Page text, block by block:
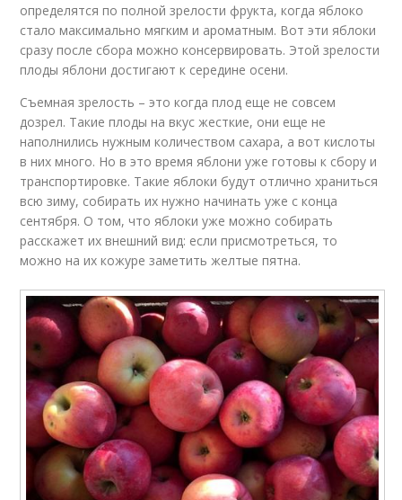
определятся по полной зрелости фрукта, когда яблоко
стало максимально мягким и ароматным. Вот эти яблоки
сразу после сбора можно консервировать. Этой зрелости
плоды яблони достигают к середине осени.
Съемная зрелость – это когда плод еще не совсем
дозрел. Такие плоды на вкус жесткие, они еще не
наполнились нужным количеством сахара, а вот кислоты
в них много. Но в это время яблони уже готовы к сбору и
транспортировке. Такие яблоки будут отлично храниться
всю зиму, собирать их нужно начинать уже с конца
сентября. О том, что яблоки уже можно собирать
расскажет их внешний вид: если присмотреться, то
можно на их кожуре заметить желтые пятна.